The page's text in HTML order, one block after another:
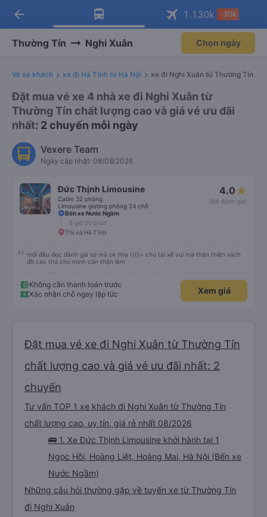
Tải app Vexere ngay!
Nhận ưu đãi thành viên độc
Mở app
Tải app Vexere
-30k/ghế khi đặt vé máy bay qua
Mở app
arrow_back 1.130k -30k
Thường Tín Nghi Xuân Chọn ngày
Vé xe khách xe đi Hà Tĩnh từ Hà Nội xe đi Nghi Xuân từ Thường Tín
Đặt mua vé xe 4 nhà xe đi Nghi Xuân từ
Thường Tín chất lượng cao và giá vé ưu đãi
nhất: 2 chuyến mỗi ngày
Vexere Team
Ngày cập nhật: 08/08/2026
Đức Thịnh Limousine
Cabin 32 phòng
Limousine giường phòng 24 chỗ
4.0
(64 đánh giá)
Bến xe Nước Ngầm
6 giờ 20 phút
Thị xã Hà Tĩnh
mới đầu đọc đánh giá sợ mà ok nha ((((= chú tài xế vui mà thân thiện xách
đồ các thứ cho mình cẩn thận lắm
Không cần thanh toán trước
Xác nhận chỗ ngay lập tức
Xem giá
Đặt mua vé xe đi Nghi Xuân từ Thường Tín
chất lượng cao và giá vé ưu đãi nhất: 2
chuyến
Tư vấn TOP 1 xe khách đi Nghi Xuân từ Thường Tín
chất lượng cao, uy tín, giá rẻ nhất 08/2026
🚌 1. Xe Đức Thịnh Limousine khởi hành tại 1
Ngọc Hồi, Hoàng Liệt, Hoàng Mai, Hà Nội (Bến xe
Nước Ngầm)
Những câu hỏi thường gặp về tuyến xe từ Thường Tín
đi Nghi Xuân